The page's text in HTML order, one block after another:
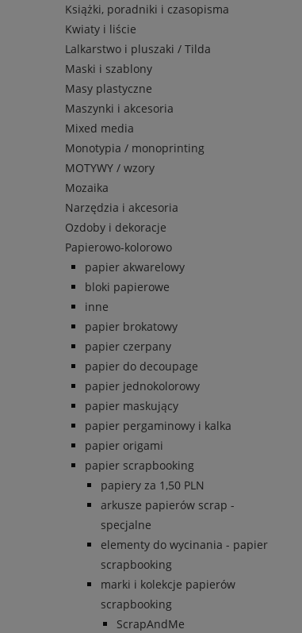
Książki, poradniki i czasopisma
Kwiaty i liście
Lalkarstwo i pluszaki / Tilda
Maski i szablony
Masy plastyczne
Maszynki i akcesoria
Mixed media
Monotypia / monoprinting
MOTYWY / wzory
Mozaika
Narzędzia i akcesoria
Ozdoby i dekoracje
Papierowo-kolorowo
papier akwarelowy
bloki papierowe
inne
papier brokatowy
papier czerpany
papier do decoupage
papier jednokolorowy
papier maskujący
papier pergaminowy i kalka
papier origami
papier scrapbooking
papiery za 1,50 PLN
arkusze papierów scrap -
specjalne
elementy do wycinania - papier
scrapbooking
marki i kolekcje papierów
scrapbooking
ScrapAndMe